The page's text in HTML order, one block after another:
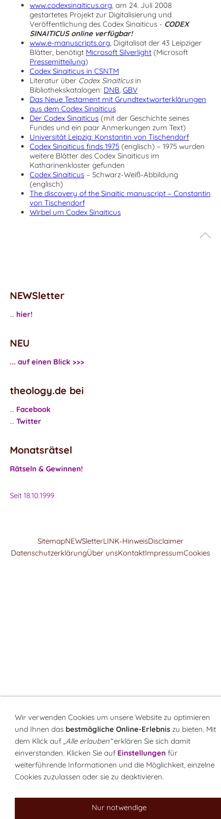
www.codexsinaiticus.org, am 24. Juli 2008
gestartetes Projekt zur Digitalisierung und
Veröffentlichung des Codex Sinaiticus - CODEX
SINAITICUS online verfügbar!
www.e-manuscripts.org, Digitalisat der 43 Leipziger
Blätter, benötigt Microsoft Silverlight (Microsoft
Pressemitteilung)
Codex Sinaiticus in CSNTM
Literatur über Codex Sinaiticusin
Bibliothekskatalogen: DNB, GBV
Das Neue Testament mit Grundtextworterklärungen
aus dem Codex Sinaiticus
Der Codex Sinaiticus (mit der Geschichte seines
Fundes und ein paar Anmerkungen zum Text)
Universität Leipzig: Konstantin von Tischendorf
Codex Sinaiticus finds 1975 (englisch) – 1975 wurden
weitere Blätter des Codex Sinaiticus im
Katharinenkloster gefunden
Codex Sinaiticus – Schwarz-Weiß-Abbildung
(englisch)
The discovery of the Sinaitic manuscript – Constantin
von Tischendorf
Wirbel um Codex Sinaiticus
NEWSletter
... hier!
NEU
... auf einen Blick >>>
theology.de bei
... Facebook
... Twitter
Monatsrätsel
Rätseln & Gewinnen!
Seit 18.10.1999
SitemapNEWSletterLINK-HinweisDisclaimer
DatenschutzerklärungÜber unsKontaktImpressumCookies
Wir verwenden Cookies um unsere Website zu optimieren
und Ihnen das bestmögliche Online-Erlebnis zu bieten. Mit
dem Klick auf „Alle erlauben“erklären Sie sich damit
einverstanden. Klicken Sie auf Einstellungen für
weiterführende Informationen und die Möglichkeit, einzelne
Cookies zuzulassen oder sie zu deaktivieren.
Nur notwendige